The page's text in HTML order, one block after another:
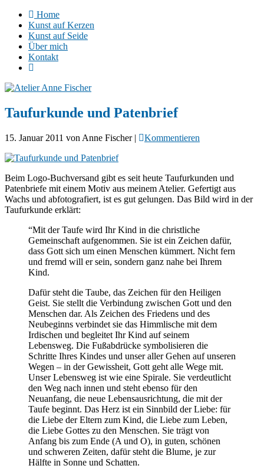
Home
Kunst auf Kerzen
Kunst auf Seide
Über mich
Kontakt
Taufurkunde und Patenbrief
15. Januar 2011 von Anne Fischer| Kommentieren
Beim Logo-Buchversand gibt es seit heute Taufurkunden und
Patenbriefe mit einem Motiv aus meinem Atelier. Gefertigt aus
Wachs und abfotografiert, ist es gut gelungen. Das Bild wird in der
Taufurkunde erklärt:
“Mit der Taufe wird Ihr Kind in die christliche
Gemeinschaft aufgenommen. Sie ist ein Zeichen dafür,
dass Gott sich um einen Menschen kümmert. Nicht fern
und fremd will er sein, sondern ganz nahe bei Ihrem
Kind.
Dafür steht die Taube, das Zeichen für den Heiligen
Geist. Sie stellt die Verbindung zwischen Gott und den
Menschen dar. Als Zeichen des Friedens und des
Neubeginns verbindet sie das Himmlische mit dem
Irdischen und begleitet Ihr Kind auf seinem
Lebensweg. Die Fußabdrücke symbolisieren die
Schritte Ihres Kindes und unser aller Gehen auf unseren
Wegen – in der Gewissheit, Gott geht alle Wege mit.
Unser Lebensweg ist wie eine Spirale. Sie verdeutlicht
den Weg nach innen und steht ebenso für den
Neuanfang, die neue Lebensausrichtung, die mit der
Taufe beginnt. Das Herz ist ein Sinnbild der Liebe: für
die Liebe der Eltern zum Kind, die Liebe zum Leben,
die Liebe Gottes zu den Menschen. Sie trägt von
Anfang bis zum Ende (A und O), in guten, schönen
und schweren Zeiten, dafür steht die Blume, je zur
Hälfte in Sonne und Schatten.